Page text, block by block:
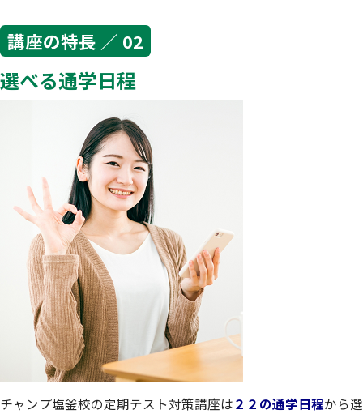
講座の特長 ／ 02
選べる通学日程
チャンプ塩釜校の定期テスト対策講座は２２の通学日程から選